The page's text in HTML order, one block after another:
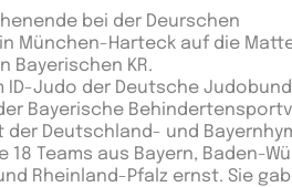
bei der Deurschen
München-Harteck auf die
Bayerischen KR.
ID-Judo der Deutsche
Bayerische
Deutschland- und
Teams aus Bayern, Baden-
Rheinland-Pfalz ernst. Sie